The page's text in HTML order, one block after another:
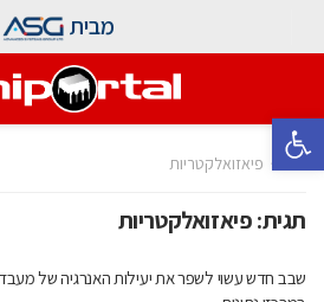
פתח סרגל נגישות
מבית
בית פיאזואלקטריות
תגית:פיאזואלקטריות
שבב חדש עשוי לשפר את יעילות האנרגיה של